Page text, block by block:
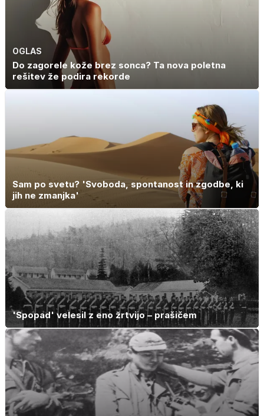
OGLAS
Do zagorele kože brez sonca? Ta nova poletna
rešitev že podira rekorde
Sam po svetu? 'Svoboda, spontanost in zgodbe, ki
jih ne zmanjka'
'Spopad' velesil z eno žrtvijo – prašičem